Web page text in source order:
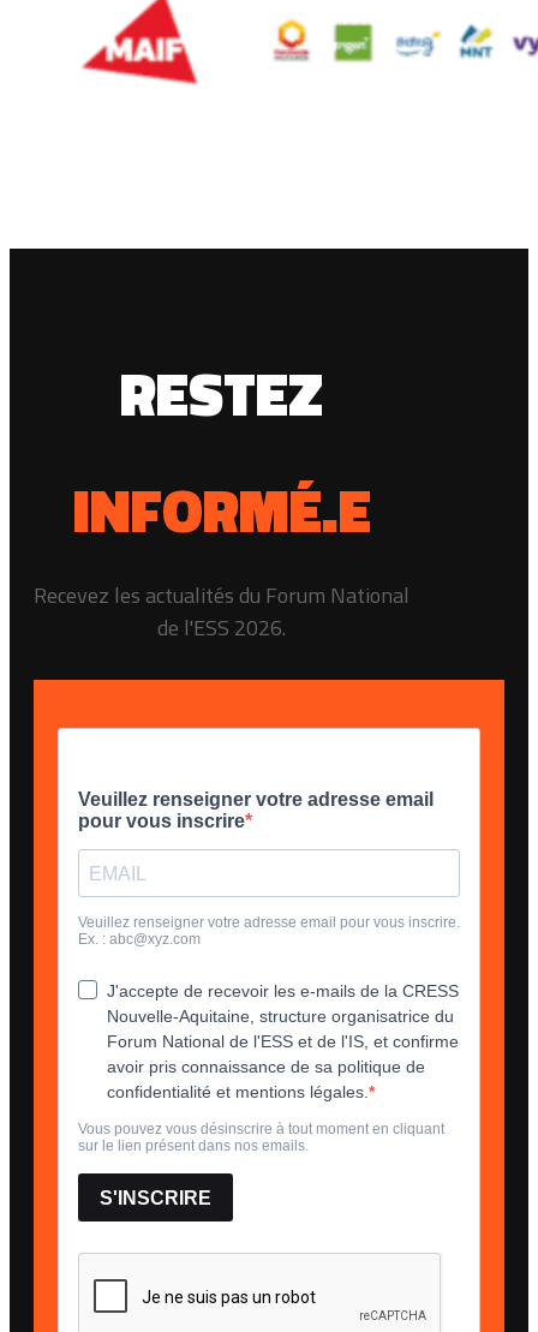
RESTEZ
INFORMÉ.E
Recevez les actualités du Forum National
de l'ESS 2026.